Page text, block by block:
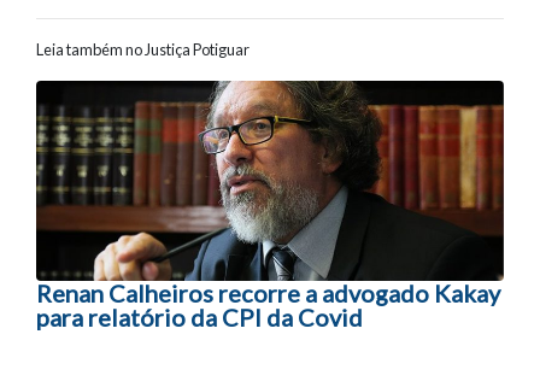
Leia também no Justiça Potiguar
Navegação entre posts
Renan Calheiros recorre a advogado Kakay
para relatório da CPI da Covid